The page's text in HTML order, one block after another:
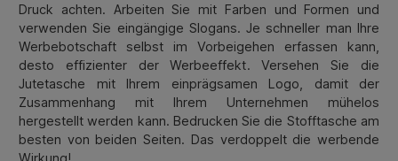
Druck achten. Arbeiten Sie mit Farben und Formen und
verwenden Sie eingängige Slogans. Je schneller man Ihre
Werbebotschaft selbst im Vorbeigehen erfassen kann,
desto effizienter der Werbeeffekt. Versehen Sie die
Jutetasche mit Ihrem einprägsamen Logo, damit der
Zusammenhang mit Ihrem Unternehmen mühelos
hergestellt werden kann. Bedrucken Sie die Stofftasche am
besten von beiden Seiten. Das verdoppelt die werbende